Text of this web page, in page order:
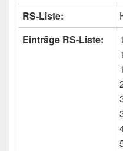
RS-Liste:
Einträge RS-Liste: